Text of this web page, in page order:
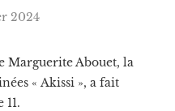
2024
Marguerite Abouet, la
« Akissi », a fait